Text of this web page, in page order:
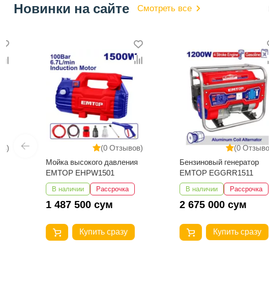
Новинки на сайте Смотреть все
(0 Отзывов)
Мойка высокого давления
EMTOP EHPW1501
В наличии Рассрочка
1 487 500 сум
Купить сразу
(0 Отзывов)
Бензиновый генератор
EMTOP EGGRR1511
В наличии Рассрочка
2 675 000 сум
Купить сразу